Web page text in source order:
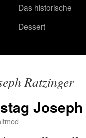
Das historische
Dessert
Ratzinger